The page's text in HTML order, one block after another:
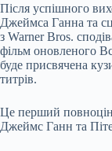
Після успішного
Джеймса Ганна та
з Warner Bros.
фільм оновленого
буде присвячена
титрів.
Це перший
Джеймс Ганн та